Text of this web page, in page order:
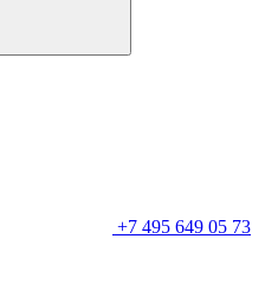
+7 495 649 05 73